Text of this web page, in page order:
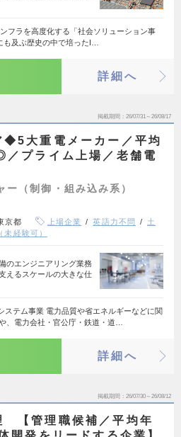
フラを高度化する「社会ソリューション事
及ぶ歴史の中で培ったI…
詳細へ
掲載期間 26/07/31～26/08/17
◆5大重電メーカー／平均
プライム上場／老舗電
ー（制御・組み込み系）
京都 上場企業 英語力不問
土
経験可）
のエンジニアリング業務
えるスケールの大きな仕
ステム事業 電力品質や省エネルギーなどに関
、電力会社・官公庁・鉄道・道…
詳細へ
掲載期間 26/07/30～26/08/12
【管理職候補／平均年